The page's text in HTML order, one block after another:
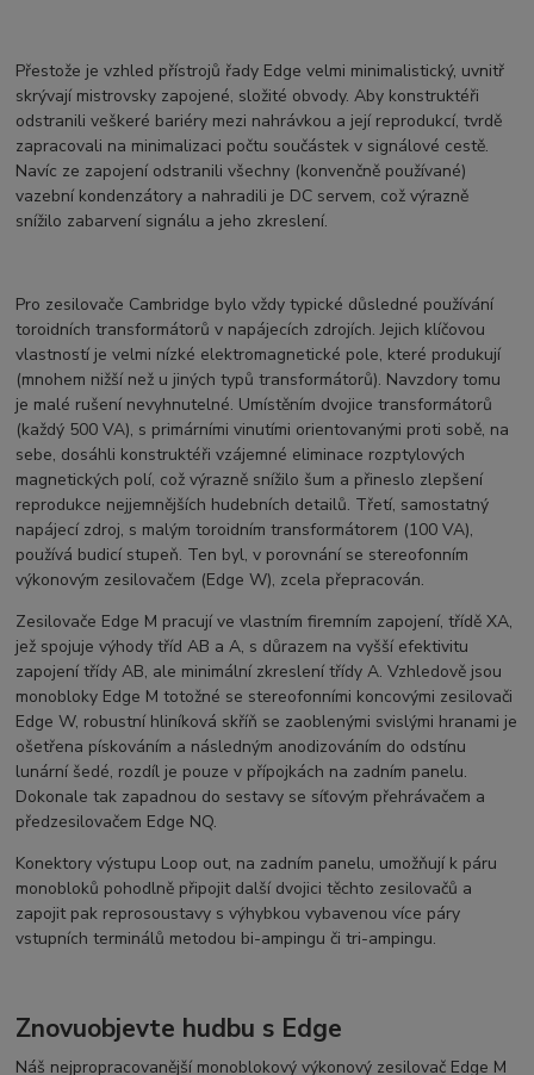
Přestože je vzhled přístrojů řady Edge velmi minimalistický, uvnitř
skrývají mistrovsky zapojené, složité obvody. Aby konstruktéři
odstranili veškeré bariéry mezi nahrávkou a její reprodukcí, tvrdě
zapracovali na minimalizaci počtu součástek v signálové cestě.
Navíc ze zapojení odstranili všechny (konvenčně používané)
vazební kondenzátory a nahradili je DC servem, což výrazně
snížilo zabarvení signálu a jeho zkreslení.
Pro zesilovače Cambridge bylo vždy typické důsledné používání
toroidních transformátorů v napájecích zdrojích. Jejich klíčovou
vlastností je velmi nízké elektromagnetické pole, které produkují
(mnohem nižší než u jiných typů transformátorů). Navzdory tomu
je malé rušení nevyhnutelné. Umístěním dvojice transformátorů
(každý 500 VA), s primárními vinutími orientovanými proti sobě, na
sebe, dosáhli konstruktéři vzájemné eliminace rozptylových
magnetických polí, což výrazně snížilo šum a přineslo zlepšení
reprodukce nejjemnějších hudebních detailů. Třetí, samostatný
napájecí zdroj, s malým toroidním transformátorem (100 VA),
používá budicí stupeň. Ten byl, v porovnání se stereofonním
výkonovým zesilovačem (Edge W), zcela přepracován.
Zesilovače Edge M pracují ve vlastním firemním zapojení, třídě XA,
jež spojuje výhody tříd AB a A, s důrazem na vyšší efektivitu
zapojení třídy AB, ale minimální zkreslení třídy A. Vzhledově jsou
monobloky Edge M totožné se stereofonními koncovými zesilovači
Edge W, robustní hliníková skříň se zaoblenými svislými hranami je
ošetřena pískováním a následným anodizováním do odstínu
lunární šedé, rozdíl je pouze v přípojkách na zadním panelu.
Dokonale tak zapadnou do sestavy se síťovým přehrávačem a
předzesilovačem Edge NQ.
Konektory výstupu Loop out, na zadním panelu, umožňují k páru
monobloků pohodlně připojit další dvojici těchto zesilovačů a
zapojit pak reprosoustavy s výhybkou vybavenou více páry
vstupních terminálů metodou bi-ampingu či tri-ampingu.
Znovuobjevte hudbu s Edge
Náš nejpropracovanější monoblokový výkonový zesilovač Edge M